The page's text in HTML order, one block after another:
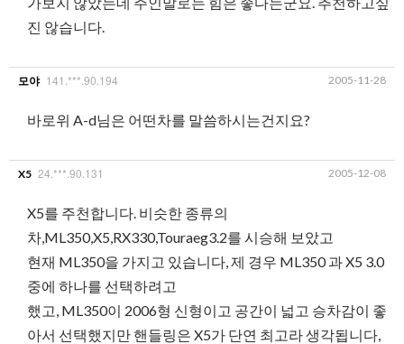
진 않습니다.
모야 141.***.90.194 2005-11-28
바로위 A-d님은 어떤차를 말씀하시는건지요?
X5 24.***.90.131 2005-12-08
X5를 주천합니다. 비슷한 종류의
차,ML350,X5,RX330,Touraeg3.2를 시승해 보았고
현재 ML350을 가지고 있습니다, 제 경우 ML350 과 X5 3.0
중에 하나를 선택하려고
했고, ML350이 2006형 신형이고 공간이 넓고 승차감이 좋
아서 선택했지만 핸들링은 X5가 단연 최고라 생각됩니다,